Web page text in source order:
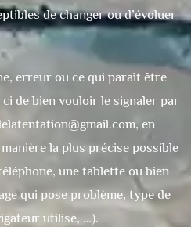
de changer ou d’évoluer
erreur ou ce qui paraît être
de bien vouloir le signaler par
, en
la plus précise possible
une tablette ou bien
qui pose problème, type de
utilisé, …).